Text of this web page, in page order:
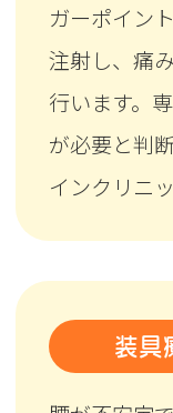
ガーポイン
注射し、痛
行います。
が必要と判
インクリニ
装具